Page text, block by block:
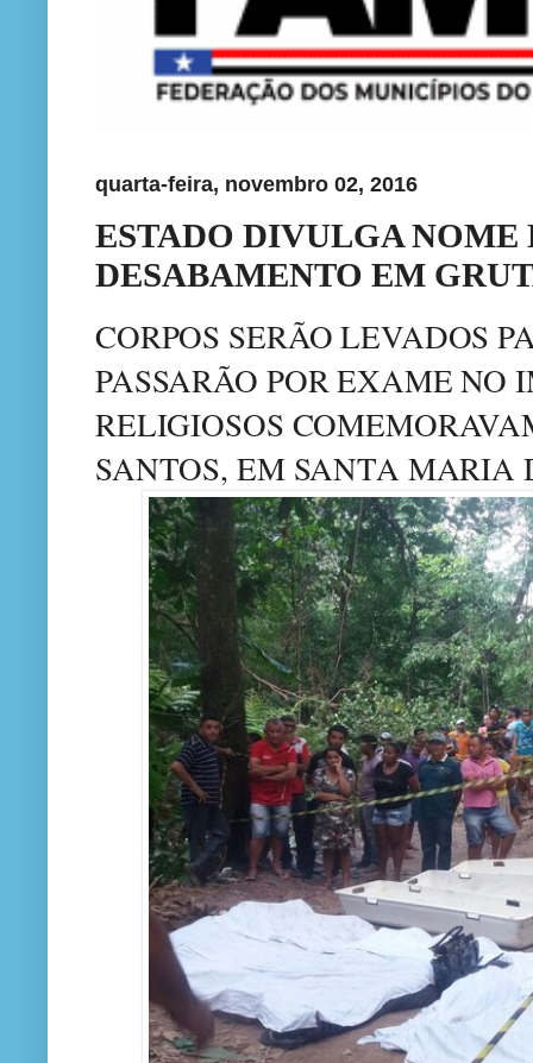
quarta-feira, novembro 02, 2016
ESTADO DIVULGA NOME
DESABAMENTO EM
CORPOS SERÃO LEVADOS
PASSARÃO POR EXAME NO
RELIGIOSOS
SANTOS, EM SANTA MARIA